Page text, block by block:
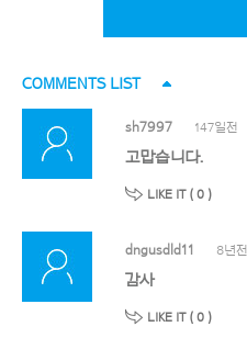
COMMENTS LIST
sh7997 147일전
고맙습니다.
LIKE IT ( 0 )
dngusdld11 8년전
감사
LIKE IT ( 0 )